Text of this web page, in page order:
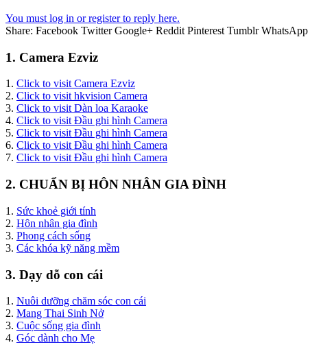
You must log in or register to reply here.
Share: Facebook Twitter Google+ Reddit Pinterest Tumblr WhatsApp
1. Camera Ezviz
1. Click to visit Camera Ezviz
2. Click to visit hkvision Camera
3. Click to visit Dàn loa Karaoke
4. Click to visit Đầu ghi hình Camera
5. Click to visit Đầu ghi hình Camera
6. Click to visit Đầu ghi hình Camera
7. Click to visit Đầu ghi hình Camera
2. CHUẨN BỊ HÔN NHÂN GIA ĐÌNH
1. Sức khoẻ giới tính
2. Hôn nhân gia đình
3. Phong cách sống
3. Các khóa kỹ năng mềm
3. Dạy dỗ con cái
1. Nuôi dưỡng chăm sóc con cái
2. Mang Thai Sinh Nở
3. Cuộc sống gia đình
4. Góc dành cho Mẹ